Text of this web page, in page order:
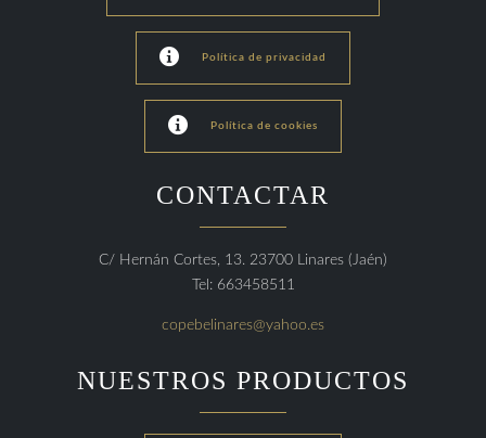
 Política de privacidad
 Política de cookies
CONTACTAR
C/ Hernán Cortes, 13. 23700 Linares (Jaén)
Tel: 663458511
copebelinares@yahoo.es
NUESTROS PRODUCTOS